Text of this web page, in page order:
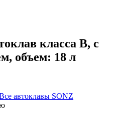
класса B, с
объем: 18 л
автоклавы SONZ